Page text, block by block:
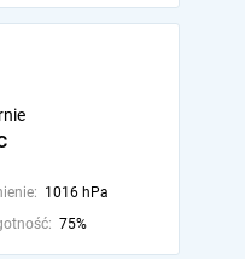
1016 hPa
75%